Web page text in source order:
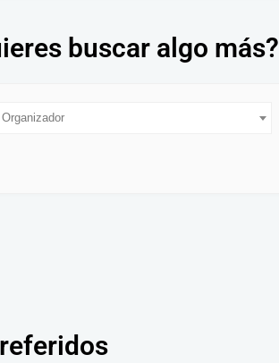
buscar algo más?
Organizador